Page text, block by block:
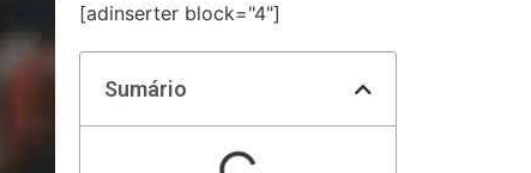
[adinserter block="4"]
Sumário